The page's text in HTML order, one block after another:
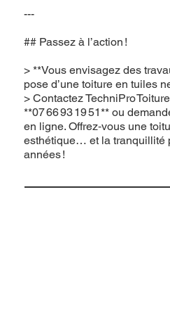
---
## Passez à l’action !
> **Vous envisagez des
pose d’une toiture en tuiles
> Contactez TechniPro
**07 66 93 19 51** ou
en ligne. Offrez‑vous une
esthétique… et la tranquillité
années !